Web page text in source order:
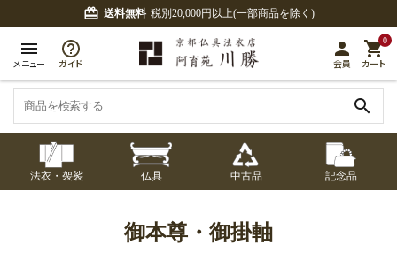
card_giftcard 送料無料 税別20,000円以上(一部商品を除く)
menu
メニュー ガイド
person
会員
0
shopping_cart
カート
search
七条袈裟
法衣・袈裟
修多羅
記念品
ふくさ・風呂敷
仏具
御本尊・御掛軸 宮殿・厨子・須弥壇
中古品
アウトレット
御本尊・御掛軸